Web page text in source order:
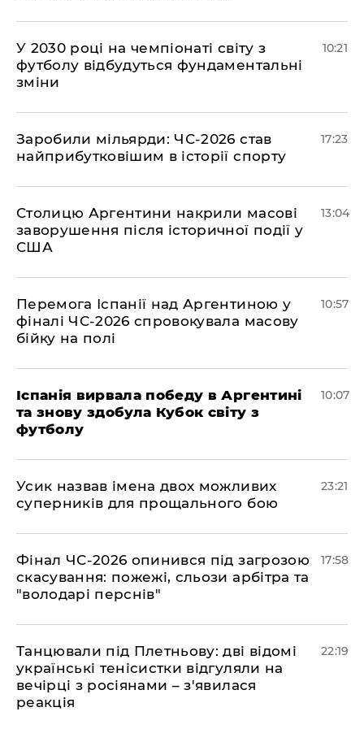
У 2030 році на чемпіонаті світу з
футболу відбудуться фундаментальні
зміни
10:21
​Заробили мільярди: ЧС-2026 став
найприбутковішим в історії спорту
17:23
Столицю Аргентини накрили масові
заворушення після історичної події у
США
13:04
Перемога Іспанії над Аргентиною у
фіналі ЧС-2026 спровокувала масову
бійку на полі
10:57
Іспанія вирвала победу в Аргентині
та знову здобула Кубок світу з
футболу
10:07
​Усик назвав імена двох можливих
суперників для прощального бою
23:21
​Фінал ЧС-2026 опинився під загрозою
скасування: пожежі, сльози арбітра та
"володарі перснів"
17:58
​Танцювали під Плетньову: дві відомі
українські тенісистки відгуляли на
вечірці з росіянами – з'явилася
реакція
22:19